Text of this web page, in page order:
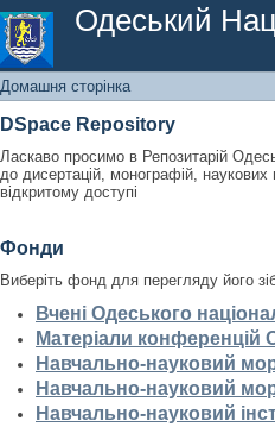
Одеський
Домашня сторінка
Домашня сторінка
DSpace Repository
Ласкаво просимо в Репозитарій
до дисертацій, монографій,
відкритому доступі
Фонди
Виберіть фонд для перегляду його
Вчені Одеського
Матеріали конференцій
Навчально-науковий
Навчально-науковий
Навчально-науковий